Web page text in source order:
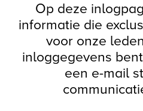
Op deze
informatie die
voor onze
inloggegevens
een e-mail